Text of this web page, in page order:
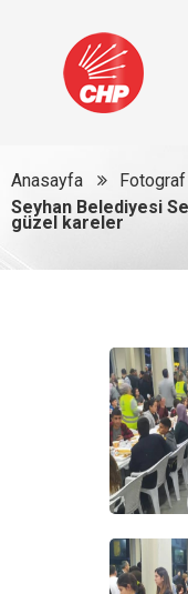
Anasayfa
Seyhan Belediyesi
güzel kareler